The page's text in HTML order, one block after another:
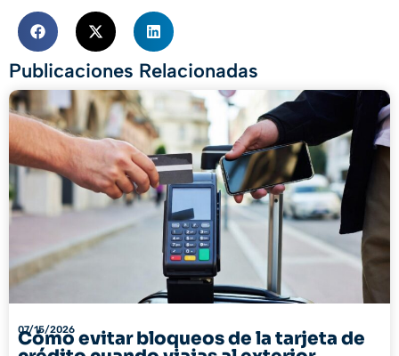
Publicaciones Relacionadas
07/15/2026
Cómo evitar bloqueos de la tarjeta de